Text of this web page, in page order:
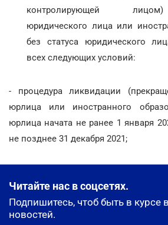
контролирующей
юридического лица или
без статуса юридического
всех следующих условий:
- процедура ликвидации
юрлица или иностранного
юрлица начата не ранее 1 января
не позднее 31 декабря 2021;
Читайте нас в соцсетях.
Подпишитесь, чтоб быть в курсе
новостей.